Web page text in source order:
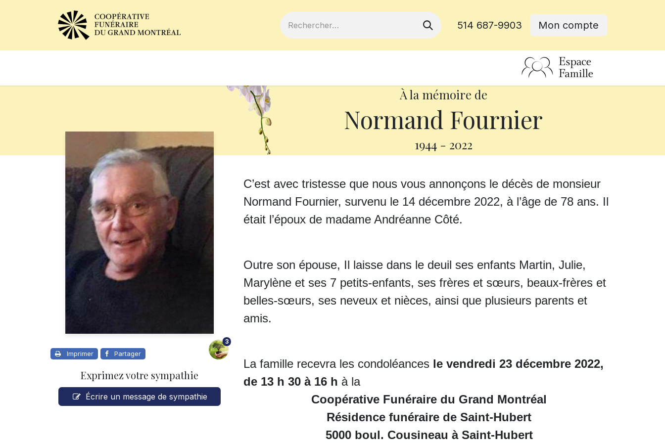
514 687-9903 Mon compte
À la mémoire de
Normand Fournier
1944 - 2022
Imprimer Partager
3
Exprimez votre sympathie
Écrire un message de sympathie
C’est avec tristesse que nous vous annonçons le décès de monsieur
Normand Fournier, survenu le 14 décembre 2022, à l’âge de 78 ans. Il
était l’époux de madame Andréanne Côté.
Outre son épouse, Il laisse dans le deuil ses enfants Martin, Julie,
Marylène et ses 7 petits-enfants, ses frères et sœurs, beaux-frères et
belles-sœurs, ses neveux et nièces, ainsi que plusieurs parents et
amis.
La famille recevra les condoléances le vendredi 23 décembre 2022,
de 13 h 30 à 16 h à la
Coopérative Funéraire du Grand Montréal
Résidence funéraire de Saint-Hubert
5000 boul. Cousineau à Saint-Hubert